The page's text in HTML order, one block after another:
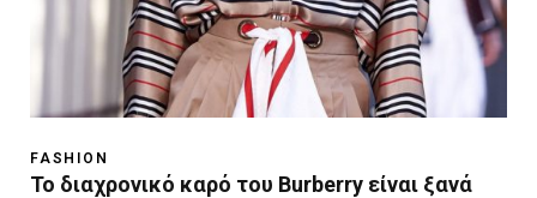
FASHION
Το διαχρονικό καρό του Burberry είναι ξανά